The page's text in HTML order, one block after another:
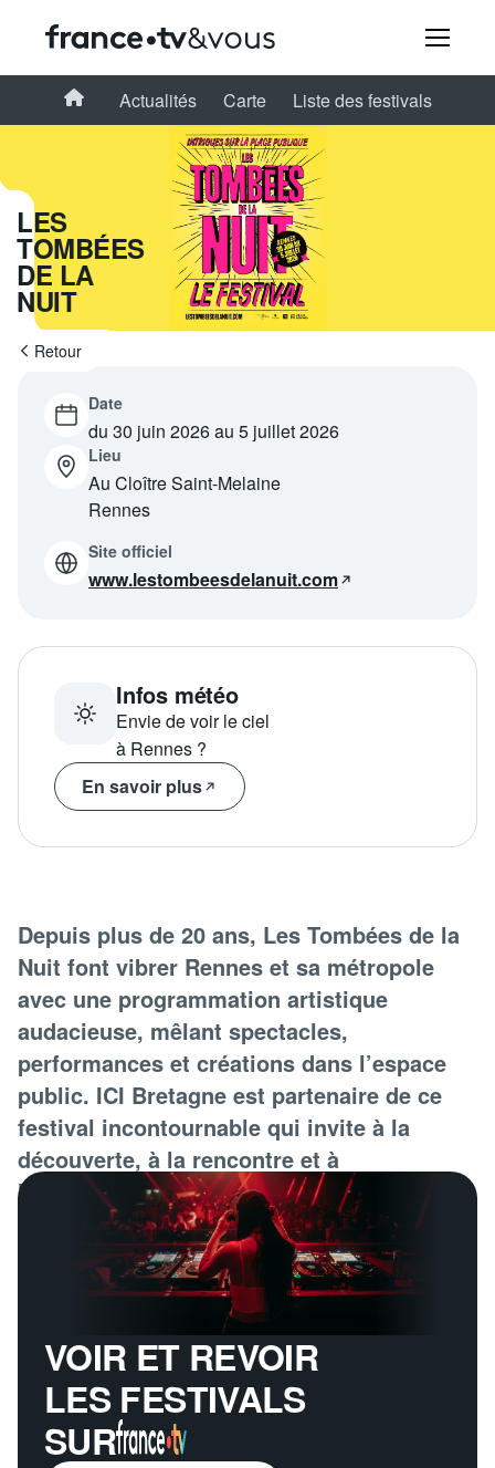
connexion
Rechercher
Festivals
Creators
À la une
Participer et assister à une émission
À votre écoute
Productions et innovation
Programme tv
Accueil
Actualités Carte Liste des festivals
Retour
LES
TOMBÉES
DE LA
NUIT
Date
du 30 juin 2026 au 5 juillet 2026
Lieu
Au Cloître Saint-Melaine
Rennes
Site officiel
www.lestombeesdelanuit.com
Infos météo
Envie de voir le ciel
à Rennes ?
En savoir plus
Depuis plus de 20 ans, Les Tombées de la
Nuit font vibrer Rennes et sa métropole
avec une programmation artistique
audacieuse, mêlant spectacles,
performances et créations dans l’espace
public. ICI Bretagne est partenaire de ce
festival incontournable qui invite à la
découverte, à la rencontre et à
l’émerveillement.
VOIR ET REVOIR
LES FESTIVALS
SUR